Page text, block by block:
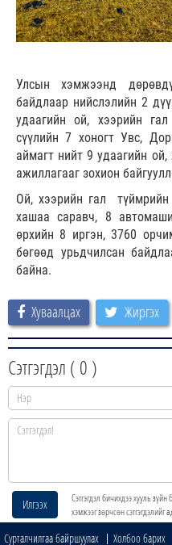
Улсын хэмжээнд
байдлаар нийслэлийн 2
удаагийн ой, хээрийн
сүүлийн 7 хоногт Увс,
аймагт нийт 9 удаагийн
ажиллагааг зохион
Ой, хээрийн гал
хашаа саравч, 8
өрхийн 8 иргэн, 3760
бөгөөд урьдчилсан
байна.
Хуваалцах Жиргэх
Сэтгэгдэл ( 0 )
Илгээх
Сэтгэгдэл бичихдээ хууль
хэмжээг зөрчсөн сэтгэгдэлийг
Сурталчилгаа байршуулах Холбоо барих